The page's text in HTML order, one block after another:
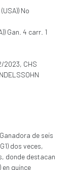
No
Gan. 4 carr. 1
2023, CHS
de seis
dos veces,
donde destacan
en quince